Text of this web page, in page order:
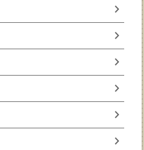
chevron_right
chevron_right
chevron_right
chevron_right
chevron_right
chevron_right